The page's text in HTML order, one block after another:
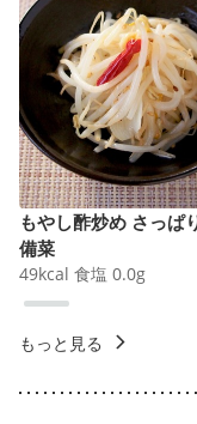
もやし酢炒め さっぱ
備菜
49kcal 食塩 0.0g
もっと見る